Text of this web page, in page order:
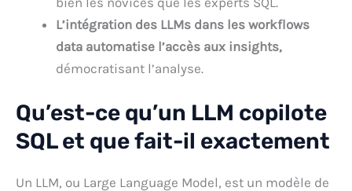
L’intégration des LLMs dans les workflows
data automatise l’accès aux insights,
démocratisant l’analyse.
Qu’est-ce qu’un LLM copilote
SQL et que fait-il exactement
Un LLM, ou Large Language Model, est un modèle de